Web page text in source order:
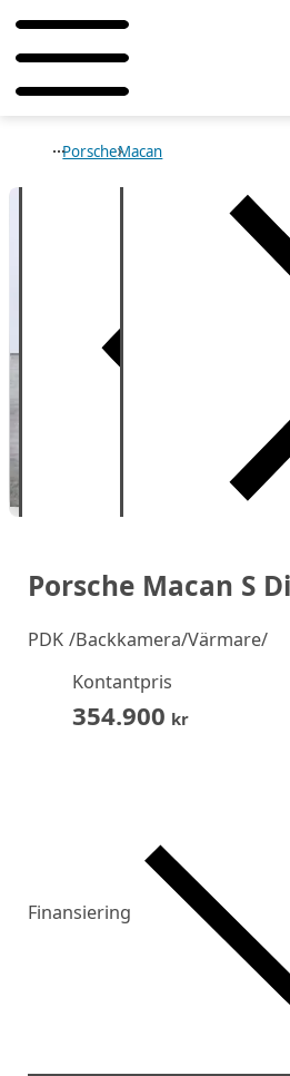
PorscheMacan
Porsche Macan S
PDK /Backkamera/Värmare/
Kontantpris
354.900 kr
Finansiering